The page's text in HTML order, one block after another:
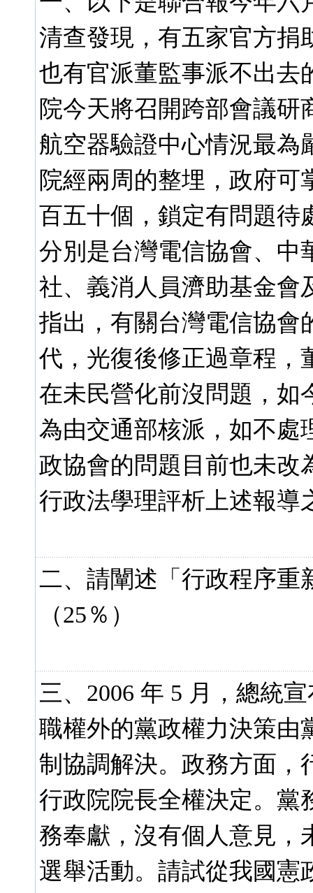
清查發現，有五家官方捐
也有官派董監事派不出去
院今天將召開跨部會議
航空器驗證中心情況最為
院經兩周的整埋，政府
百五十個，鎖定有問題待
分別是台灣電信協會、中
社、義消人員濟助基金會
指出，有關台灣電信協會
代，光復後修正過章程，
在未民營化前沒問題，如
為由交通部核派，如不處
政協會的問題目前也未改
行政法學理評析上述報導
二、請闡述「行政程序重
（25％）
三、2006 年 5 月，總統
職權外的黨政權力決策由
制協調解決。政務方面，
行政院院長全權決定。黨
務奉獻，沒有個人意見，
選舉活動。請試從我國憲